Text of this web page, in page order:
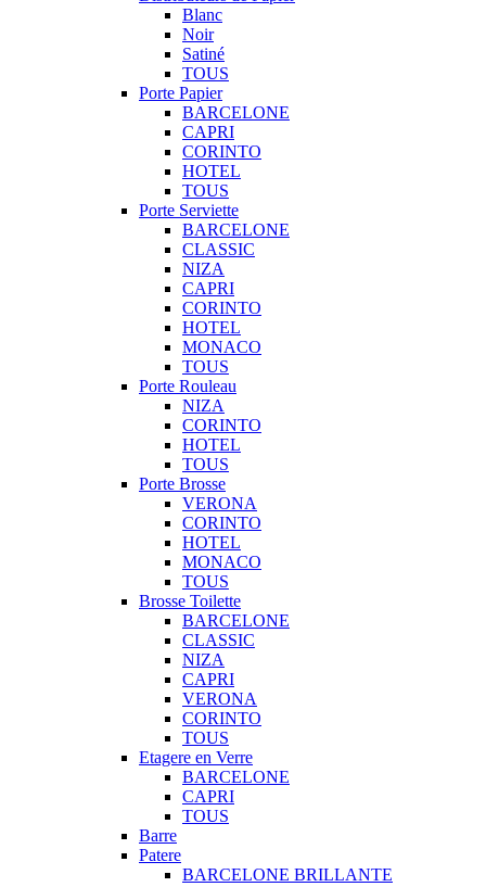
Blanc
Noir
Satiné
TOUS
Porte Papier
BARCELONE
CAPRI
CORINTO
HOTEL
TOUS
Porte Serviette
BARCELONE
CLASSIC
NIZA
CAPRI
CORINTO
HOTEL
MONACO
TOUS
Porte Rouleau
NIZA
CORINTO
HOTEL
TOUS
Porte Brosse
VERONA
CORINTO
HOTEL
MONACO
TOUS
Brosse Toilette
BARCELONE
CLASSIC
NIZA
CAPRI
VERONA
CORINTO
TOUS
Etagere en Verre
BARCELONE
CAPRI
TOUS
Barre
Patere
BARCELONE BRILLANTE